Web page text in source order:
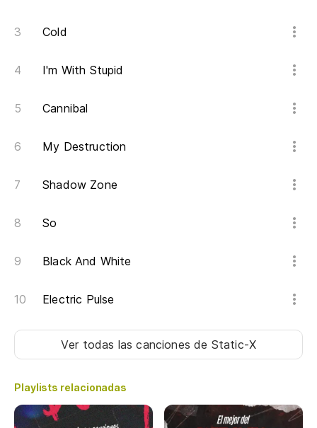
Cold
I'm With Stupid
Cannibal
My Destruction
Shadow Zone
So
Black And White
Electric Pulse
Ver todas las cancionesde Static-X
Playlists relacionadas